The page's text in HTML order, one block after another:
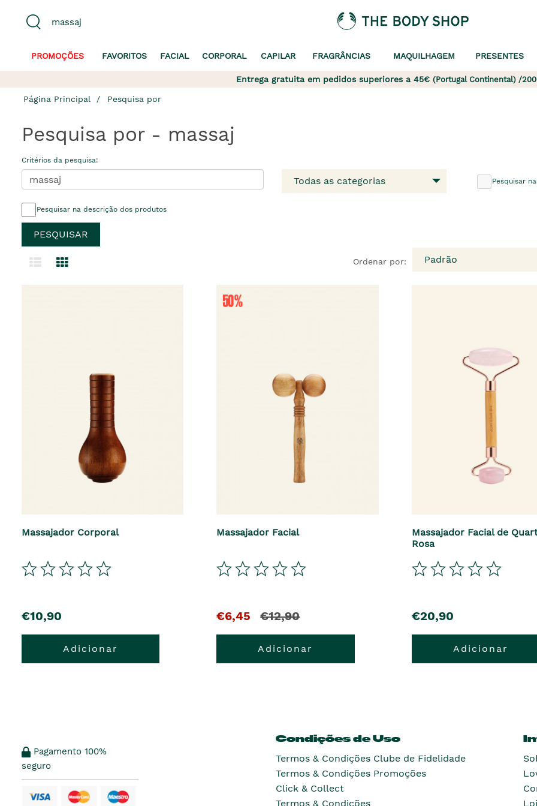
PROMOÇÕES FAVORITOS FACIAL CORPORAL CAPILAR FRAGRÂNCIAS MAQUILHAGEM PRESENTES
Entrega gratuita em pedidos superiores a 45€ (Portugal Continental) /
Página Principal Pesquisa por
Pesquisa por - massaj
Critérios da pesquisa:
Todas as categorias Pesquisar
Pesquisar na descrição dos produtos
Ordenar por: Padrão
Massajador Corporal
€10,90
Adicionar
Massajador Facial
€6,45 €12,90
Adicionar
Massajador Facial de
Rosa
€20,90
Adicionar
Pagamento 100%
seguro
Condições de Uso
Termos & Condições Clube de Fidelidade
Termos & Condições Promoções
Click & Collect
Termos & Condições